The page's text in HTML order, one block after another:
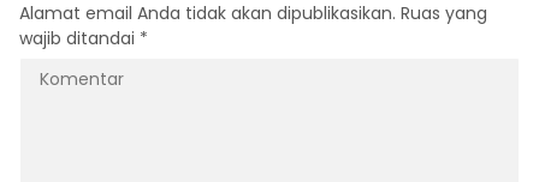
Alamat email Anda tidak akan dipublikasikan. Ruas yang
wajib ditandai *